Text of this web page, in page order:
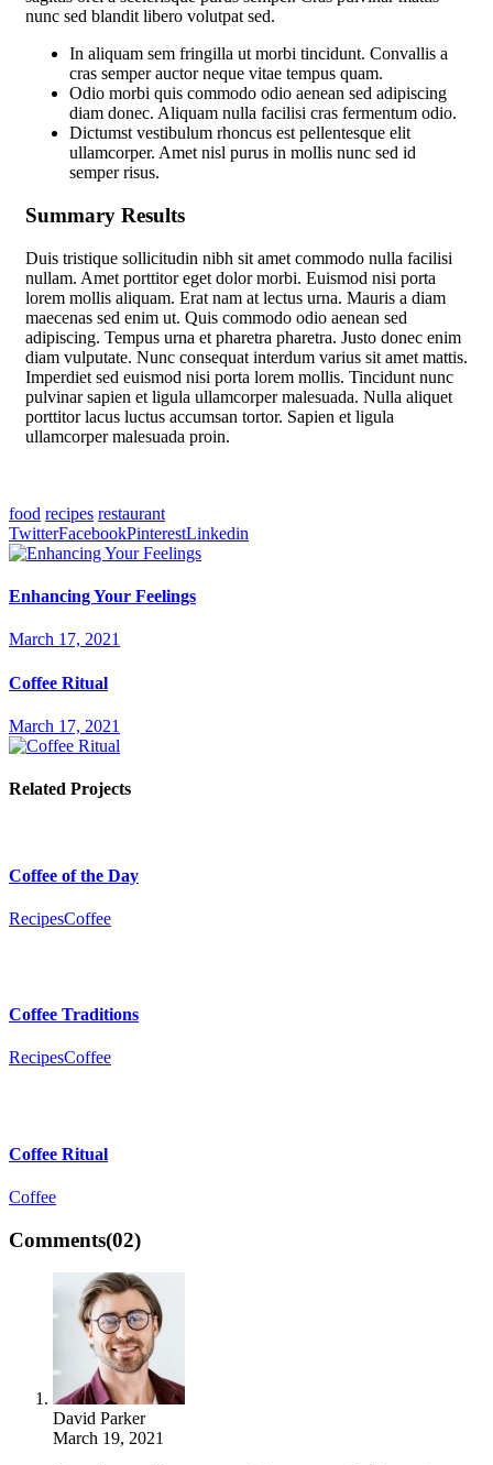
nunc sed blandit libero volutpat sed.
In aliquam sem fringilla ut morbi tincidunt. Convallis a
cras semper auctor neque vitae tempus quam.
Odio morbi quis commodo odio aenean sed adipiscing
diam donec. Aliquam nulla facilisi cras fermentum odio.
Dictumst vestibulum rhoncus est pellentesque elit
ullamcorper. Amet nisl purus in mollis nunc sed id
semper risus.
Summary Results
Duis tristique sollicitudin nibh sit amet commodo nulla facilisi
nullam. Amet porttitor eget dolor morbi. Euismod nisi porta
lorem mollis aliquam. Erat nam at lectus urna. Mauris a diam
maecenas sed enim ut. Quis commodo odio aenean sed
adipiscing. Tempus urna et pharetra pharetra. Justo donec enim
diam vulputate. Nunc consequat interdum varius sit amet mattis.
Imperdiet sed euismod nisi porta lorem mollis. Tincidunt nunc
pulvinar sapien et ligula ullamcorper malesuada. Nulla aliquet
porttitor lacus luctus accumsan tortor. Sapien et ligula
ullamcorper malesuada proin.
food recipes restaurant
TwitterFacebookPinterestLinkedin
Enhancing Your Feelings
March 17, 2021
Coffee Ritual
March 17, 2021
Related Projects
Coffee of the Day
RecipesСoffee
Coffee Traditions
RecipesСoffee
Coffee Ritual
Сoffee
Comments(02)
David Parker
March 19, 2021